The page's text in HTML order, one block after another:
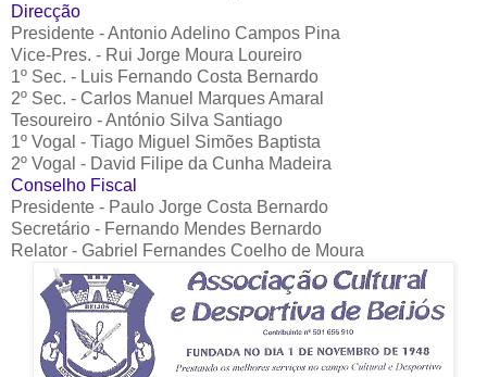
Direcção
Presidente - Antonio Adelino Campos Pina
Vice-Pres. - Rui Jorge Moura Loureiro
1º Sec. - Luis Fernando Costa Bernardo
2º Sec. - Carlos Manuel Marques Amaral
Tesoureiro - António Silva Santiago
1º Vogal - Tiago Miguel Simões Baptista
2º Vogal - David Filipe da Cunha Madeira
Conselho Fiscal
Presidente - Paulo Jorge Costa Bernardo
Secretário - Fernando Mendes Bernardo
Relator - Gabriel Fernandes Coelho de Moura